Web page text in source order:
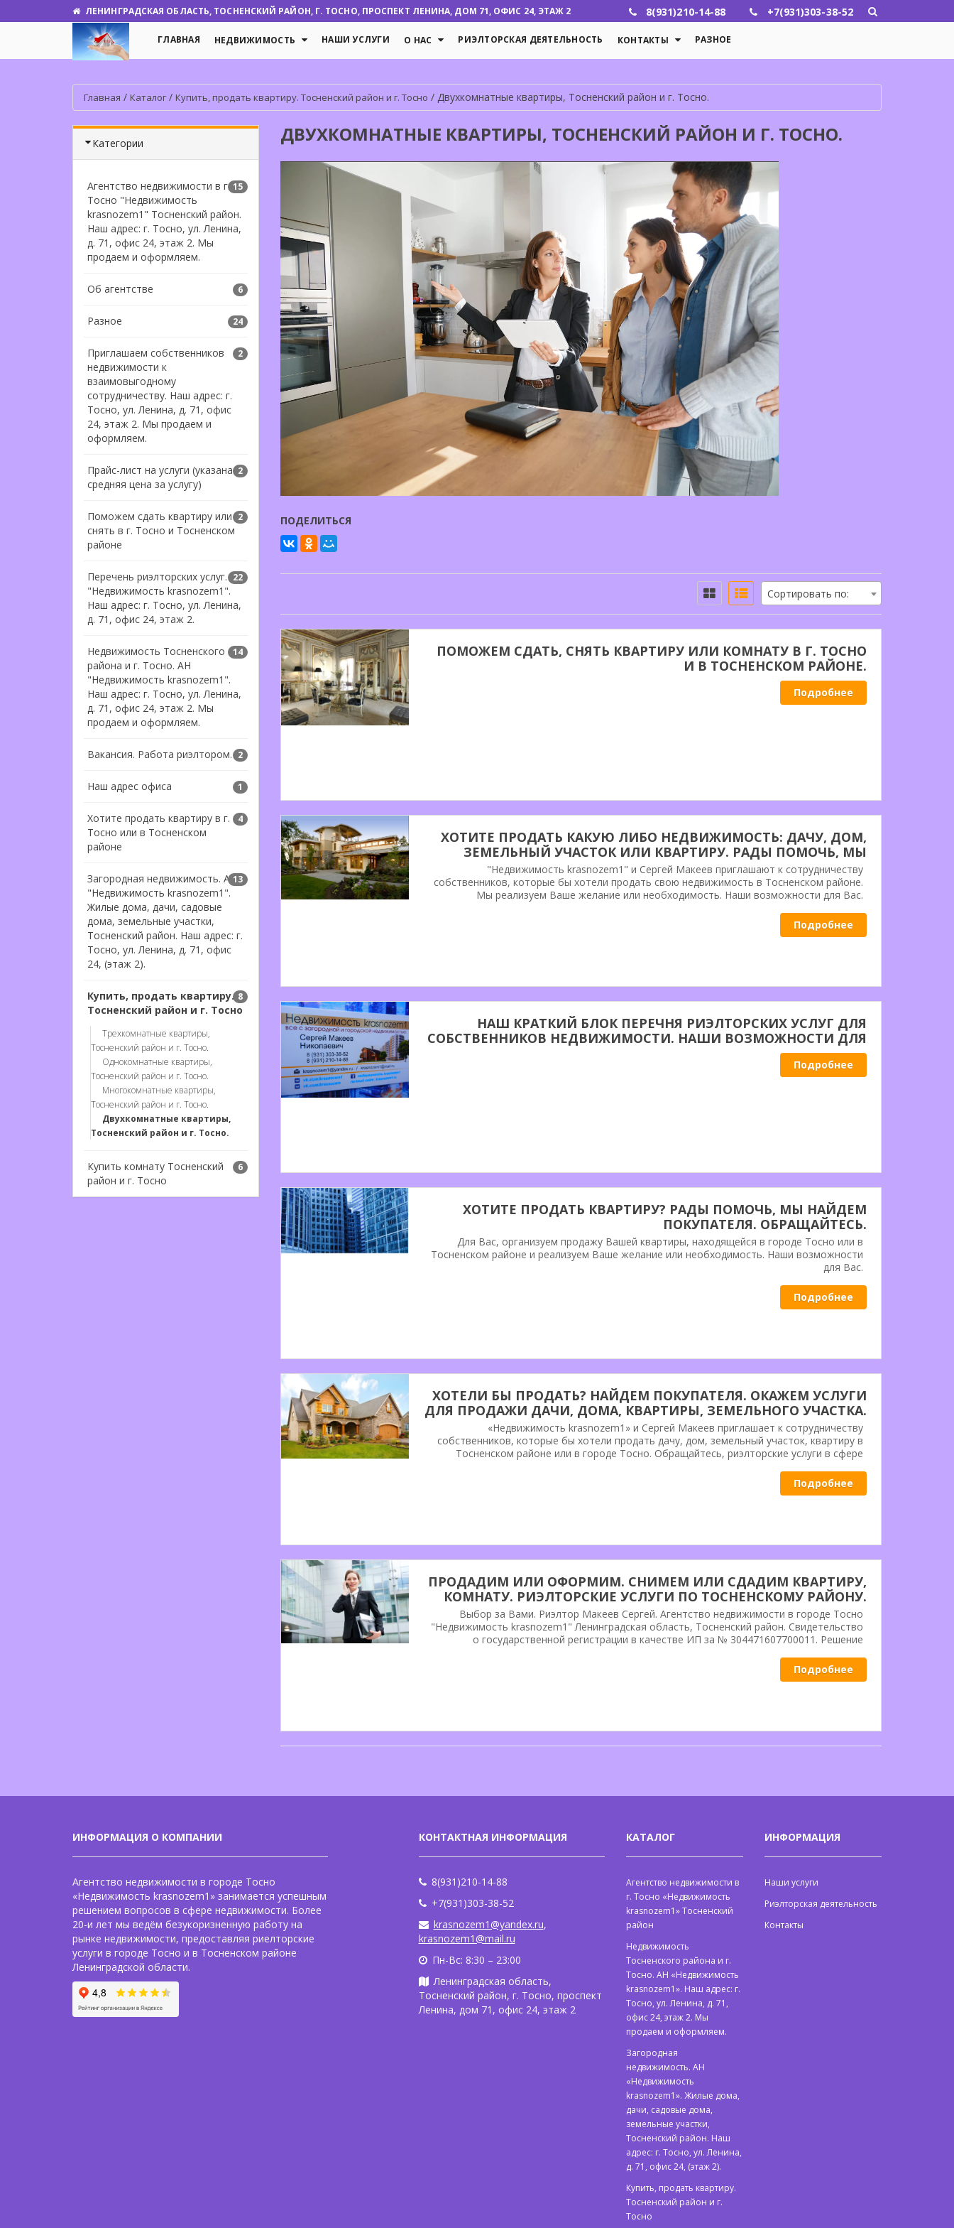
ЛЕНИНГРАДСКАЯ ОБЛАСТЬ, ТОСНЕНСКИЙ РАЙОН, Г. ТОСНО, ПРОСПЕКТ ЛЕНИНА, ДОМ 71, ОФИС 24, ЭТАЖ 2 8(931)210-14-88 +7(931)303-38-52
ГЛАВНАЯ НЕДВИЖИМОСТЬ НАШИ УСЛУГИ О НАС РИЭЛТОРСКАЯ ДЕЯТЕЛЬНОСТЬ КОНТАКТЫ РАЗНОЕ
Главная / Каталог / Купить, продать квартиру. Тосненский район и г. Тосно / Двухкомнатные квартиры, Тосненский район и г. Тосно.
Категории
Агентство недвижимости в г.
Тосно "Недвижимость
krasnozem1" Тосненский район.
Наш адрес: г. Тосно, ул. Ленина,
д. 71, офис 24, этаж 2. Мы
продаем и оформляем.
15
Об агентстве 6
Разное 24
Приглашаем собственников
недвижимости к
взаимовыгодному
сотрудничеству. Наш адрес: г.
Тосно, ул. Ленина, д. 71, офис
24, этаж 2. Мы продаем и
оформляем.
2
Прайс-лист на услуги (указана
средняя цена за услугу)
2
Поможем сдать квартиру или
снять в г. Тосно и Тосненском
районе
2
Перечень риэлторских услуг. АН
"Недвижимость krasnozem1".
Наш адрес: г. Тосно, ул. Ленина,
д. 71, офис 24, этаж 2.
22
Недвижимость Тосненского
района и г. Тосно. АН
"Недвижимость krasnozem1".
Наш адрес: г. Тосно, ул. Ленина,
д. 71, офис 24, этаж 2. Мы
продаем и оформляем.
14
Вакансия. Работа риэлтором. 2
Наш адрес офиса 1
Хотите продать квартиру в г.
Тосно или в Тосненском
районе
4
Загородная недвижимость. АН
"Недвижимость krasnozem1".
Жилые дома, дачи, садовые
дома, земельные участки,
Тосненский район. Наш адрес: г.
Тосно, ул. Ленина, д. 71, офис
24, (этаж 2).
13
Купить, продать квартиру.
Тосненский район и г. Тосно
8
Трехкомнатные квартиры,
Тосненский район и г. Тосно.
Однокомнатные квартиры,
Тосненский район и г. Тосно.
Многокомнатные квартиры,
Тосненский район и г. Тосно.
Двухкомнатные квартиры,
Тосненский район и г. Тосно.
Купить комнату Тосненский
район и г. Тосно
6
ДВУХКОМНАТНЫЕ КВАРТИРЫ, ТОСНЕНСКИЙ РАЙОН И Г. ТОСНО.
ПОДЕЛИТЬСЯ
Сортировать по:
ПОМОЖЕМ СДАТЬ, СНЯТЬ КВАРТИРУ ИЛИ КОМНАТУ В Г. ТОСНО
И В ТОСНЕНСКОМ РАЙОНЕ.
Подробнее
ХОТИТЕ ПРОДАТЬ КАКУЮ ЛИБО НЕДВИЖИМОСТЬ: ДАЧУ, ДОМ,
ЗЕМЕЛЬНЫЙ УЧАСТОК ИЛИ КВАРТИРУ. РАДЫ ПОМОЧЬ, МЫ
ПРОДАДИМ. ОБРАЩАЙТЕСЬ.
"Недвижимость krasnozem1" и Сергей Макеев приглашают к сотрудничеству
собственников, которые бы хотели продать свою недвижимость в Тосненском районе.
Мы реализуем Ваше желание или необходимость. Наши возможности для Вас.
Подробнее
НАШ КРАТКИЙ БЛОК ПЕРЕЧНЯ РИЭЛТОРСКИХ УСЛУГ ДЛЯ
СОБСТВЕННИКОВ НЕДВИЖИМОСТИ. НАШИ ВОЗМОЖНОСТИ ДЛЯ
ВАС.
Подробнее
ХОТИТЕ ПРОДАТЬ КВАРТИРУ? РАДЫ ПОМОЧЬ, МЫ НАЙДЕМ
ПОКУПАТЕЛЯ. ОБРАЩАЙТЕСЬ.
Для Вас, организуем продажу Вашей квартиры, находящейся в городе Тосно или в
Тосненском районе и реализуем Ваше желание или необходимость. Наши возможности
для Вас.
Подробнее
ХОТЕЛИ БЫ ПРОДАТЬ? НАЙДЕМ ПОКУПАТЕЛЯ. ОКАЖЕМ УСЛУГИ
ДЛЯ ПРОДАЖИ ДАЧИ, ДОМА, КВАРТИРЫ, ЗЕМЕЛЬНОГО УЧАСТКА.
«Недвижимость krasnozem1» и Сергей Макеев приглашает к сотрудничеству
собственников, которые бы хотели продать дачу, дом, земельный участок, квартиру в
Тосненском районе или в городе Тосно. Обращайтесь, риэлторские услуги в сфере
на рынке недвижимости. С уважением Сергей.
Подробнее
ПРОДАДИМ ИЛИ ОФОРМИМ. СНИМЕМ ИЛИ СДАДИМ КВАРТИРУ,
КОМНАТУ. РИЭЛТОРСКИЕ УСЛУГИ ПО ТОСНЕНСКОМУ РАЙОНУ.
«НЕДВИЖИМОСТЬ KRASNOZEM1» Г. ТОСНО.
Выбор за Вами. Риэлтор Макеев Сергей. Агентство недвижимости в городе Тосно
"Недвижимость krasnozem1" Ленинградская область, Тосненский район. Свидетельство
о государственной регистрации в качестве ИП за № 304471607700011. Решение
безукоризненной работы на рынке недвижимости.
Подробнее
ИНФОРМАЦИЯ О КОМПАНИИ
Агентство недвижимости в городе Тосно
«Недвижимость krasnozem1» занимается успешным
решением вопросов в сфере недвижимости. Более
20-и лет мы ведём безукоризненную работу на
рынке недвижимости, предоставляя риелторские
услуги в городе Тосно и в Тосненском районе
Ленинградской области.
КОНТАКТНАЯ ИНФОРМАЦИЯ
8(931)210-14-88
+7(931)303-38-52
krasnozem1@yandex.ru,
krasnozem1@mail.ru
Пн-Вс: 8:30 – 23:00
Ленинградская область,
Тосненский район, г. Тосно, проспект
Ленина, дом 71, офис 24, этаж 2
КАТАЛОГ
Агентство недвижимости в
г. Тосно «Недвижимость
krasnozem1» Тосненский
район
Недвижимость
Тосненского района и г.
Тосно. АН «Недвижимость
krasnozem1». Наш адрес: г.
Тосно, ул. Ленина, д. 71,
офис 24, этаж 2. Мы
продаем и оформляем.
Загородная
недвижимость. АН
«Недвижимость
krasnozem1». Жилые дома,
дачи, садовые дома,
земельные участки,
Тосненский район. Наш
адрес: г. Тосно, ул. Ленина,
д. 71, офис 24, (этаж 2).
Купить, продать квартиру.
Тосненский район и г.
Тосно
ИНФОРМАЦИЯ
Наши услуги
Риэлторская деятельность
Контакты